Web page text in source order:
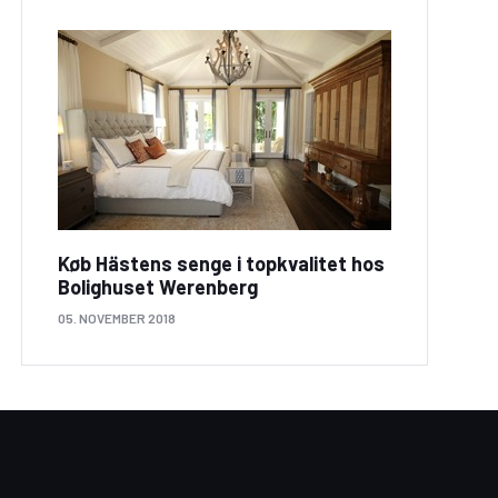
Køb Hästens senge i topkvalitet hos
Bolighuset Werenberg
05. NOVEMBER 2018